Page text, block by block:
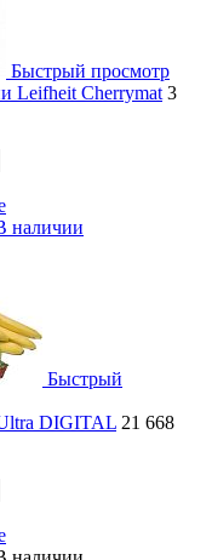
Быстрый просмотр
Leifheit Cherrymat 3
наличии
Быстрый
DIGITAL 21 668